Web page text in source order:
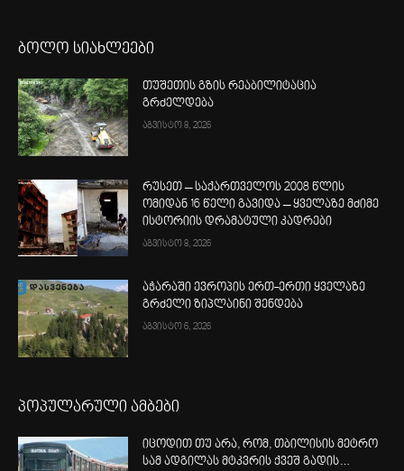
ბოლო სიახლეები
თუშეთის გზის რეაბილიტაცია
გრძელდება
აგვისტო 8, 2026
რუსეთ – საქართველოს 2008 წლის
ომიდან 16 წელი გავიდა – ყველაზე მძიმე
ისტორიის დრამატული კადრები
აგვისტო 8, 2026
აჭარაში ევროპის ერთ-ერთი ყველაზე
გრძელი ზიპლაინი შენდება
აგვისტო 6, 2026
პოპულარული ამბები
იცოდით თუ არა, რომ, თბილისის მეტრო
სამ ადგილას მტკვრის ქვეშ გადის…